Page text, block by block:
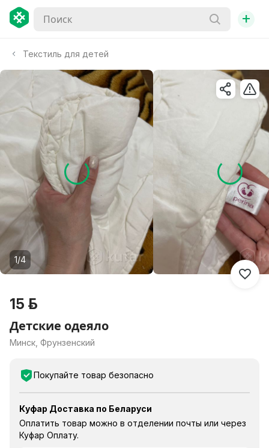
+
Текстиль для детей
1/4
15 р.
Детские одеяло
Минск, Фрунзенский
Покупайте товар безопасно
Куфар Доставка по Беларуси
Оплатить товар можно в отделении почты или через
Куфар Оплату.